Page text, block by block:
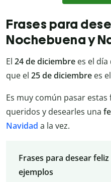
Frases para
Nochebuena y
El 24 de diciembre es el día
que el 25 de diciembre es
Es muy común pasar
queridos y desearles una
Navidad a la vez.
Frases para desear
ejemplos